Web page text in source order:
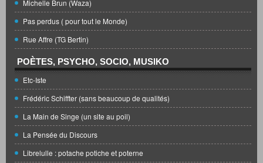
Michelle Brun (Waza)
Pas perdus ( pour tout le Monde)
Rue Affre (TG Bertin)
POÈTES, PSYCHO, SOCIO, MUSIKO
Etc-Iste
Frédéric Schiffter (sans beaucoup de qualités)
La Main de Singe (un site au poil)
La Pensée du Discours
Librelulle : potache potiche et poterne